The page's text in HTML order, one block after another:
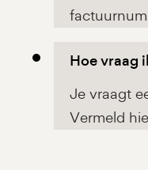
Hoe vraag
Je vraagt
Vermeld